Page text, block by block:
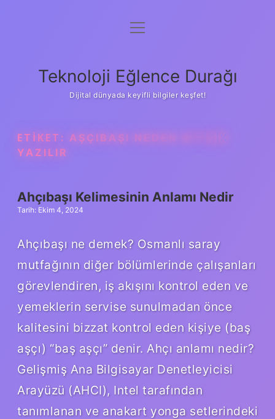
Anasayfa
Yasal Uyarı
menüyü
Teknoloji Eğlence Durağı
Dijital dünyada keyifli bilgiler keşfet!
ETIKET: AŞÇIBAŞI NEDEN BITIŞIK
YAZILIR
Ahçıbaşı Kelimesinin Anlamı Nedir
Tarih: Ekim 4, 2024
Ahçıbaşı ne demek? Osmanlı saray
mutfağının diğer bölümlerinde çalışanları
görevlendiren, iş akışını kontrol eden ve
yemeklerin servise sunulmadan önce
kalitesini bizzat kontrol eden kişiye (baş
aşçı) “baş aşçı” denir. Ahçı anlamı nedir?
Gelişmiş Ana Bilgisayar Denetleyicisi
Arayüzü (AHCI), Intel tarafından
tanımlanan ve anakart yonga setlerindeki